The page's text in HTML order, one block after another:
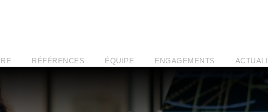
RÉFÉRENCES ÉQUIPE ENGAGEMENTS